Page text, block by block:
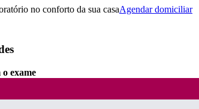
no conforto da sua casaAgendar domiciliar
o exame